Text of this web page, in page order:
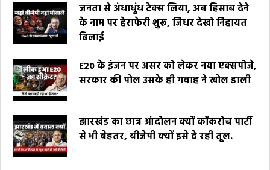
जनता से अंधाधुंध टेक्स लिया, अब हिसाब देने
के नाम पर हेराफेरी शुरू, जिधर देखो निहायत
ढिलाई
E20 के इंजन पर असर को लेकर नया एक्सपोजे,
सरकार की पोल उसके ही गवाह ने खोल डाली
झारखंड का छात्र आंदोलन क्यों कॉकरोच पार्टी
से भी बेहतर, बीजेपी क्यों इसे दे रही तूल.